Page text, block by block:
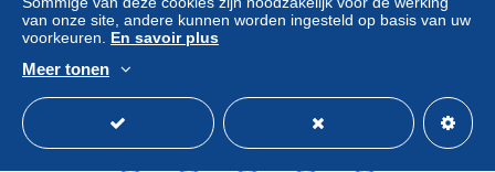
koper.
Om de termijnen voor terugzending en
het Delcampe-charter
Bevalt het lot U, maar de prijs wat minder : doe een
bod / stel een vraag
van onze site, andere kunnen worden ingesteld op basis van uw
voorkeuren. En savoir plus
Meer tonen